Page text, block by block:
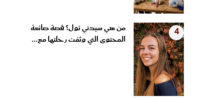
4
من هي سيدني تول؟ قصة صانعة
المحتوى التي وثقت رحلتها مع...